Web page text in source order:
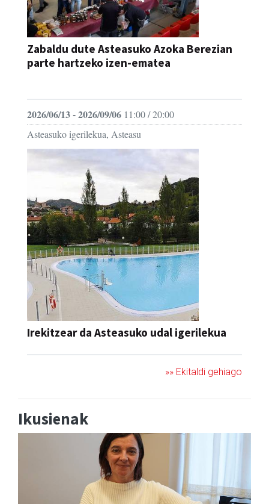
Zabaldu dute Asteasuko Azoka Berezian
parte hartzeko izen-ematea
2026/06/13 - 2026/09/06 11:00 / 20:00
Asteasuko igerilekua, Asteasu
Irekitzear da Asteasuko udal igerilekua
»» Ekitaldi gehiago
Ikusienak